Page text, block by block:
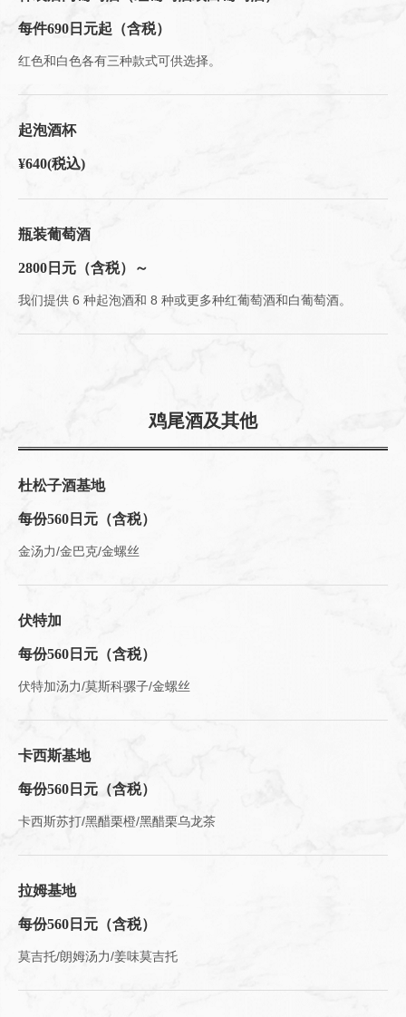
每件690日元起（含税）
红色和白色各有三种款式可供选择。
起泡酒杯
¥640(税込)
瓶装葡萄酒
2800日元（含税）～
我们提供 6 种起泡酒和 8 种或更多种红葡萄酒和白葡萄酒。
鸡尾酒及其他
杜松子酒基地
每份560日元（含税）
金汤力/金巴克/金螺丝
伏特加
每份560日元（含税）
伏特加汤力/莫斯科骡子/金螺丝
卡西斯基地
每份560日元（含税）
卡西斯苏打/黑醋栗橙/黑醋栗乌龙茶
拉姆基地
每份560日元（含税）
莫吉托/朗姆汤力/姜味莫吉托
この店舗情報をシェアする
東京都江東区豊洲５-5-1-209
https://209ichimura-toyosu.owst.jp/drinks
お店情報をコピー